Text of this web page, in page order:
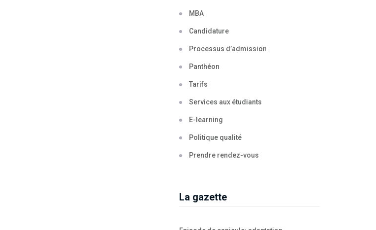
MBA
Candidature
Processus d’admission
Panthéon
Tarifs
Services aux étudiants
E-learning
Politique qualité
Prendre rendez-vous
La gazette